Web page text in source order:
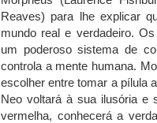
Reaves) para lhe explicar
mundo real e verdadeiro.
um poderoso sistema de
controla a mente humana.
escolher entre tomar a pílula
Neo voltará à sua ilusória e
vermelha, conhecerá a